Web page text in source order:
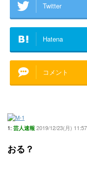
Twitter
Hatena
コメント
1: 芸人速報 2019/12/23(月)
おる？